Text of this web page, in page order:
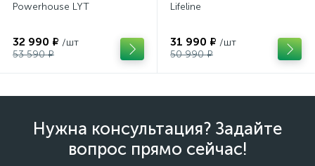
Powerhouse LYT
32 990 ₽ /шт
53 590 ₽
Lifeline
31 990 ₽ /шт
50 990 ₽
Нужна консультация? Задайте
вопрос прямо сейчас!